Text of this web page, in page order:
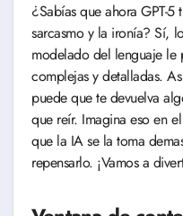
¿Sabías que ahora GPT-
sarcasmo y la ironía? Sí,
modelado del lenguaje le
complejas y detalladas.
puede que te devuelva
que reír. Imagina eso en
que la IA se la toma
repensarlo. ¡Vamos a